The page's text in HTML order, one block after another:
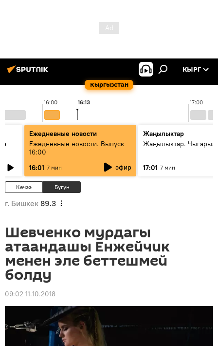
Кыргызстан
КЫРГ
16:00 17:00
16:13
Ежедневные новости
Ежедневные новости. Выпуск
16:00
16:01 7 мин эфир
Жаңылыктар
Жаңылыктар.
17:01 7 мин
Кечээ Бүгүн
г. Бишкек 89.3
Шевченко мурдагы
атаандашы Енжейчик
менен эле беттешмей
болду
09:02 11.10.2018